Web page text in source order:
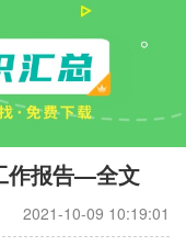
作报告—全文
2021-10-09 10:19:01